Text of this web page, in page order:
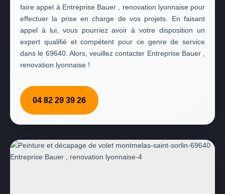
faire appel à Entreprise Bauer , renovation lyonnaise pour
effectuer la prise en charge de vos projets. En faisant
appel à lui, vous pourriez avoir à votre disposition un
expert qualifié et compétent pour ce genre de service
dans le 69640. Alors, veuillez contacter Entreprise Bauer ,
renovation lyonnaise !
04 82 29 39 26